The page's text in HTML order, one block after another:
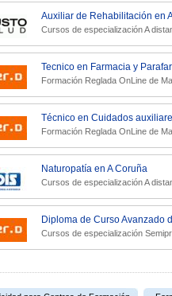
Auxiliar de Rehabilitación en
Cursos de especialización A
Tecnico en Farmacia y
Formación Reglada OnLine de
Técnico en Cuidados
Formación Reglada OnLine de
Naturopatía en A Coruña
Cursos de especialización A
Diploma de Curso Avanzado
Cursos de especialización